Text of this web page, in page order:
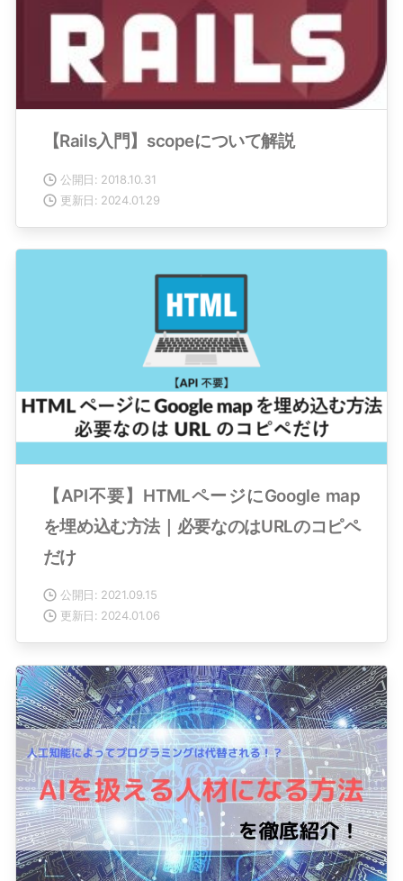
【Rails入門】scopeについて解説
公開日: 2018.10.31
更新日: 2024.01.29
【API不要】HTMLページにGoogle map
を埋め込む方法｜必要なのはURLのコピペ
だけ
公開日: 2021.09.15
更新日: 2024.01.06